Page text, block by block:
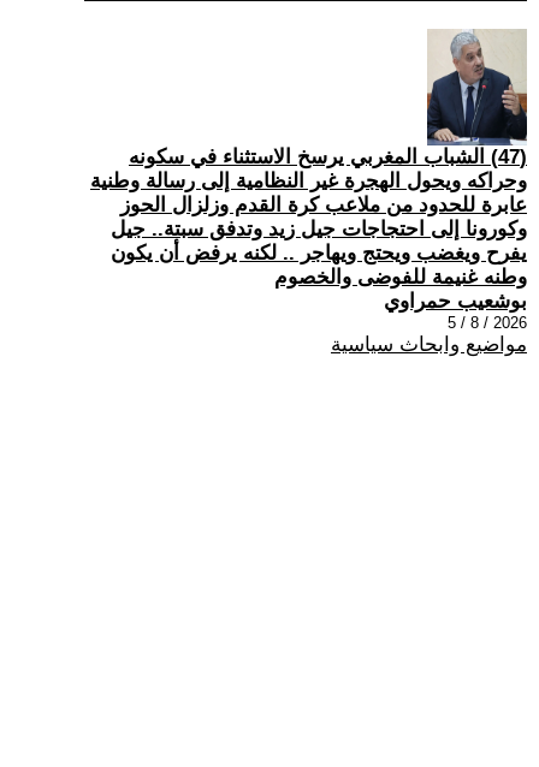
(47) الشباب المغربي يرسخ الاستثناء في سكونه
وحراكه ويحول الهجرة غير النظامية إلى رسالة وطنية
عابرة للحدود من ملاعب كرة القدم وزلزال الحوز
وكورونا إلى احتجاجات جيل زيد وتدفق سبتة.. جيل
يفرح ويغضب ويحتج ويهاجر .. لكنه يرفض أن يكون
وطنه غنيمة للفوضى والخصوم
بوشعيب حمراوي
2026 / 8 / 5
مواضيع وابحاث سياسية